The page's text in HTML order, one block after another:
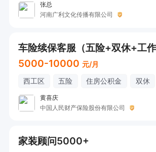
张总
河南广利文化传播有限公司
车险续保客服（五险+双休+工作
5000-10000 元/月
西工区 五险 住房公积金 双休
黄喜庆
中国人民财产保险股份有限公司
家装顾问5000+